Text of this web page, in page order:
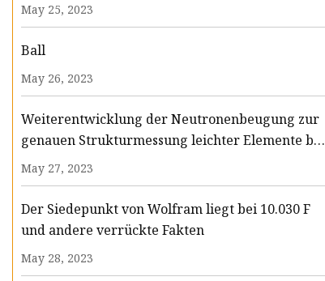
May 25, 2023
Ball
May 26, 2023
Weiterentwicklung der Neutronenbeugung zur
genauen Strukturmessung leichter Elemente bei
Drücken im Megabar-Bereich
May 27, 2023
Der Siedepunkt von Wolfram liegt bei 10.030 F
und andere verrückte Fakten
May 28, 2023